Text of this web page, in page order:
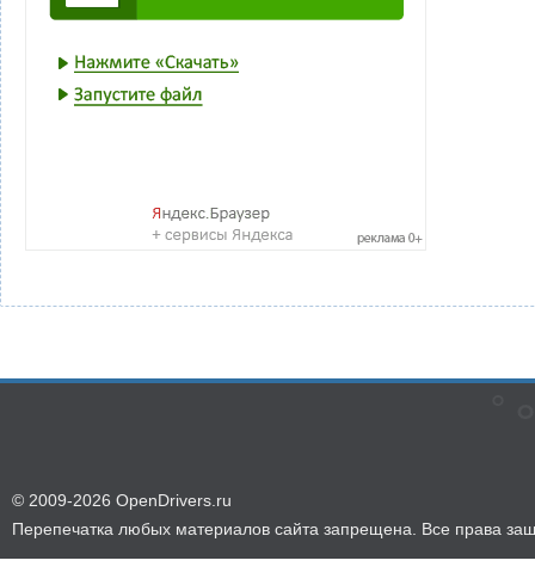
© 2009-2026 OpenDrivers.ru
Перепечатка любых материалов сайта запрещена. Все права